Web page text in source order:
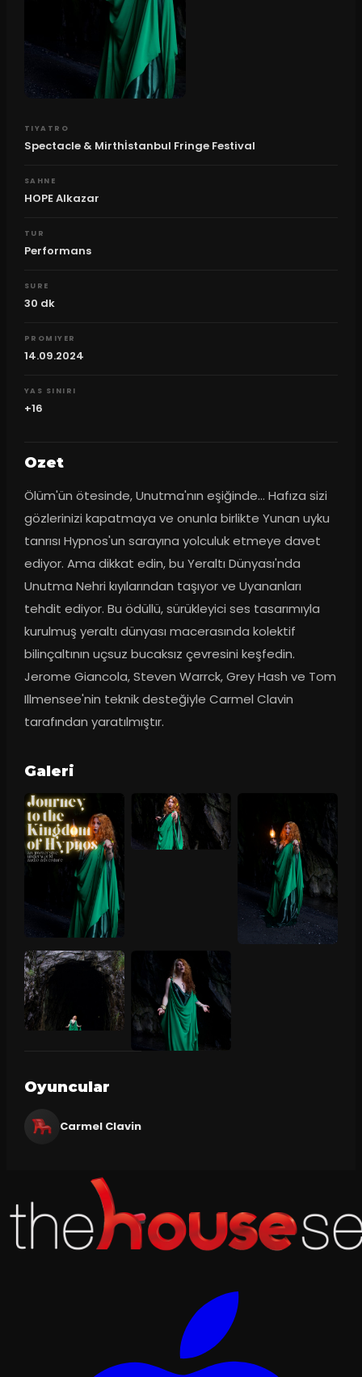
TIYATRO
Spectacle & Mirthİstanbul Fringe Festival
SAHNE
HOPE Alkazar
TUR
Performans
SURE
30 dk
PROMIYER
14.09.2024
YAS SINIRI
+16
Ozet
Ölüm'ün ötesinde, Unutma'nın eşiğinde... Hafıza sizi
gözlerinizi kapatmaya ve onunla birlikte Yunan uyku
tanrısı Hypnos'un sarayına yolculuk etmeye davet
ediyor. Ama dikkat edin, bu Yeraltı Dünyası'nda
Unutma Nehri kıyılarından taşıyor ve Uyananları
tehdit ediyor. Bu ödüllü, sürükleyici ses tasarımıyla
kurulmuş yeraltı dünyası macerasında kolektif
bilinçaltının uçsuz bucaksız çevresini keşfedin.
Jerome Giancola, Steven Warrck, Grey Hash ve Tom
Illmensee'nin teknik desteğiyle Carmel Clavin
tarafından yaratılmıştır.
Galeri
Oyuncular
Carmel Clavin